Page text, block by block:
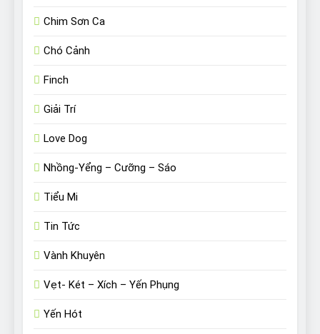
Chim Sơn Ca
Chó Cảnh
Finch
Giải Trí
Love Dog
Nhồng-Yểng – Cưỡng – Sáo
Tiểu Mi
Tin Tức
Vành Khuyên
Vẹt- Két – Xích – Yến Phụng
Yến Hót